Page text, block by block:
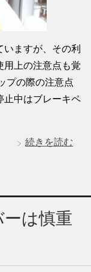
ますが、その利
用上の注意点も覚
プの際の注意点
止中はブレーキペ
続きを読む
は慎重